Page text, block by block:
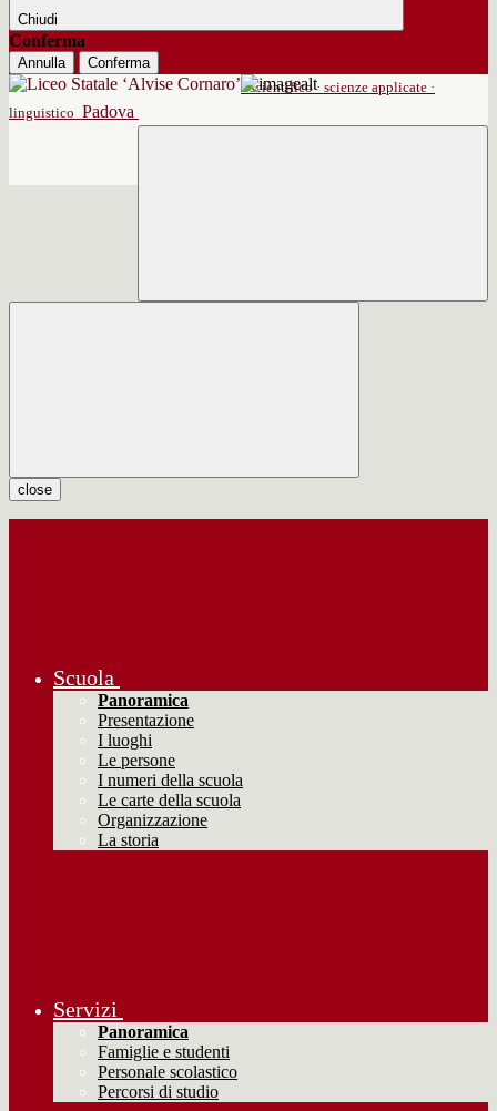
Chiudi
Conferma
Annulla
Conferma
scientifico · scienze applicate ·
linguistico Padova
close
Scuola
Panoramica
Presentazione
I luoghi
Le persone
I numeri della scuola
Le carte della scuola
Organizzazione
La storia
Servizi
Panoramica
Famiglie e studenti
Personale scolastico
Percorsi di studio